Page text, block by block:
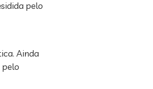
pelo
Ainda
pelo